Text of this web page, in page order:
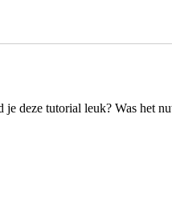
deze tutorial leuk? Was het